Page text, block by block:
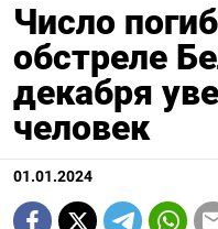
Число
обстреле
декабря
человек
01.01.2024